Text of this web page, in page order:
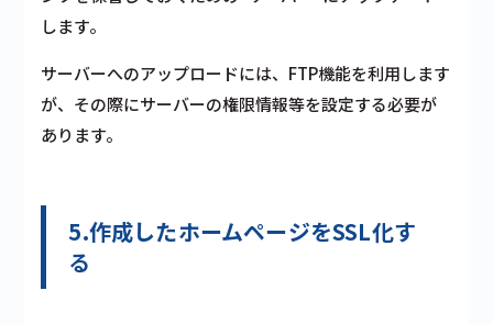
します。
サーバーへのアップロードには、FTP機能を利用します
が、その際にサーバーの権限情報等を設定する必要が
あります。
5.作成したホームページをSSL化す
る